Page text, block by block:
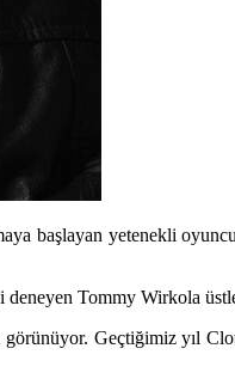
başlayan yetenekli
Tommy Wirkola
Geçtiğimiz yıl